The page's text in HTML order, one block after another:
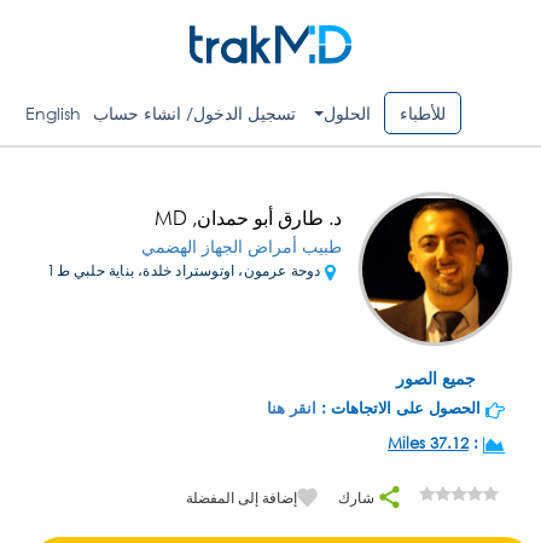
للأطباء الحلول تسجيل الدخول/ انشاء حساب English
جميع الصور
د. طارق أبو حمدان, MD
طبيب أمراض الجهاز الهضمي
دوحة عرمون، اوتوستراد خلدة، بناية حلبي ط1
الحصول على الاتجاهات : انقر هنا
:
37.12 Miles
شارك إضافة إلى المفضلة